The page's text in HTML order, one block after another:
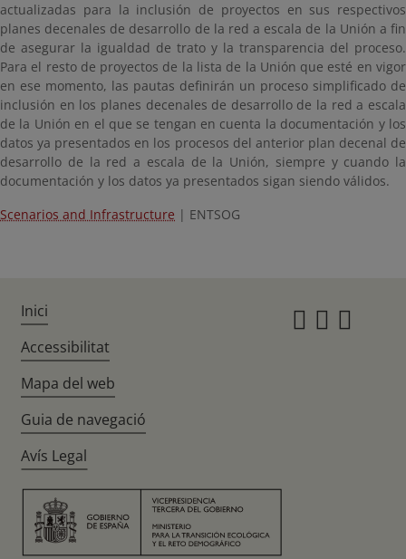
actualizadas para la inclusión de proyectos en sus respectivos
planes decenales de desarrollo de la red a escala de la Unión a fin
de asegurar la igualdad de trato y la transparencia del proceso.
Para el resto de proyectos de la lista de la Unión que esté en vigor
en ese momento, las pautas definirán un proceso simplificado de
inclusión en los planes decenales de desarrollo de la red a escala
de la Unión en el que se tengan en cuenta la documentación y los
datos ya presentados en los procesos del anterior plan decenal de
desarrollo de la red a escala de la Unión, siempre y cuando la
documentación y los datos ya presentados sigan siendo válidos.
Scenarios and Infrastructure | ENTSOG
Inici
Accessibilitat
Mapa del web
Guia de navegació
Avís Legal